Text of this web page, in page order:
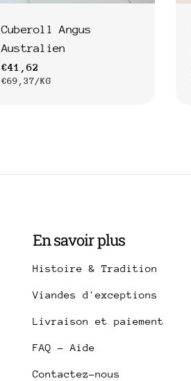
Cuberoll Angus
Australien
Prix
€41,62
PRIX
€69,37/PAR
KG
En savoir plus
Histoire & Tradition
Viandes d'exceptions
Livraison et paiement
FAQ - Aide
Contactez-nous